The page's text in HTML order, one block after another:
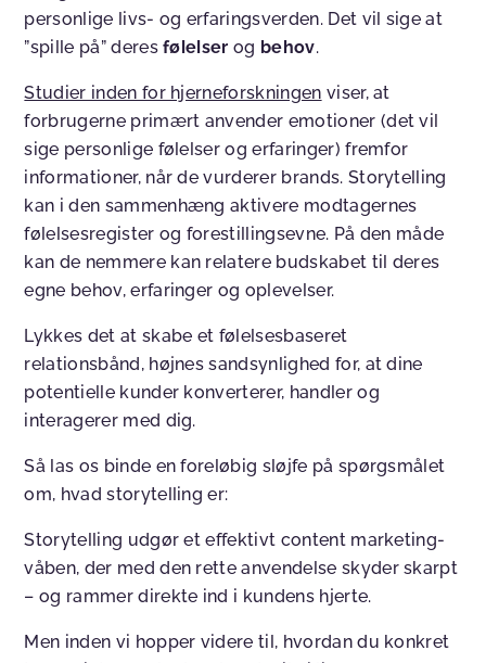
personlige livs- og erfaringsverden. Det vil sige at
”spille på” deresfølelser og behov.
Studier inden for hjerneforskningen viser, at
forbrugerne primært anvender emotioner (det vil
sige personlige følelser og erfaringer) fremfor
informationer, når de vurderer brands. Storytelling
kan i den sammenhæng aktivere modtagernes
følelsesregister og forestillingsevne. På den måde
kan de nemmere kan relatere budskabet til deres
egne behov, erfaringer og oplevelser.
Lykkes det at skabe et følelsesbaseret
relationsbånd, højnes sandsynlighed for, at dine
potentielle kunder konverterer, handler og
interagerer med dig.
Så las os binde en foreløbig sløjfe på spørgsmålet
om, hvad storytelling er:
Storytelling udgør et effektivt content marketing-
våben, der med den rette anvendelse skyder skarpt
– og rammer direkte ind i kundens hjerte.
Men inden vi hopper videre til, hvordan du konkret